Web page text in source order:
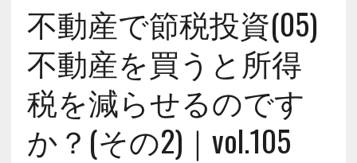
不動産で節税投資(05)
不動産を買うと所得
税を減らせるのです
か？(その2)｜vol.105